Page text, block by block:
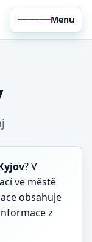
Menu
? V
ve městě
obsahuje
z